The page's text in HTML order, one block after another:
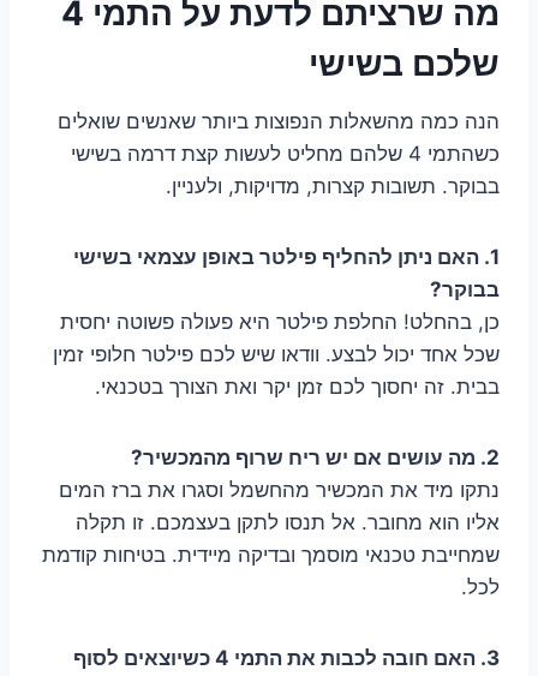
מה שרציתם לדעת על התמי 4
שלכם בשישי
הנה כמה מהשאלות הנפוצות ביותר שאנשים שואלים
כשהתמי 4 שלהם מחליט לעשות קצת דרמה בשישי
בבוקר. תשובות קצרות, מדויקות, ולעניין.
1. האם ניתן להחליף פילטר באופן עצמאי בשישי
בבוקר?
כן, בהחלט! החלפת פילטר היא פעולה פשוטה יחסית
שכל אחד יכול לבצע. וודאו שיש לכם פילטר חלופי זמין
בבית. זה יחסוך לכם זמן יקר ואת הצורך בטכנאי.
2. מה עושים אם יש ריח שרוף מהמכשיר?
נתקו מיד את המכשיר מהחשמל וסגרו את ברז המים
אליו הוא מחובר. אל תנסו לתקן בעצמכם. זו תקלה
שמחייבת טכנאי מוסמך ובדיקה מיידית. בטיחות קודמת
לכל.
3. האם חובה לכבות את התמי 4 כשיוצאים לסוף